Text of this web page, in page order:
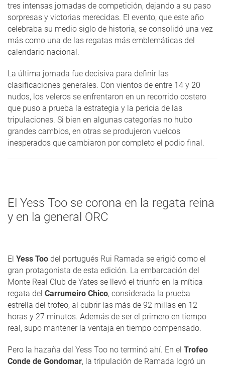
tres intensas jornadas de competición, dejando a su paso
sorpresas y victorias merecidas. El evento, que este año
celebraba su medio siglo de historia, se consolidó una vez
más como una de las regatas más emblemáticas del
calendario nacional.
La última jornada fue decisiva para definir las
clasificaciones generales. Con vientos de entre 14 y 20
nudos, los veleros se enfrentaron en un recorrido costero
que puso a prueba la estrategia y la pericia de las
tripulaciones. Si bien en algunas categorías no hubo
grandes cambios, en otras se produjeron vuelcos
inesperados que cambiaron por completo el podio final.
El Yess Too se corona en la regata reina
y en la general ORC
El Yess Too del portugués Rui Ramada se erigió como el
gran protagonista de esta edición. La embarcación del
Monte Real Club de Yates se llevó el triunfo en la mítica
regata del Carrumeiro Chico, considerada la prueba
estrella del trofeo, al cubrir las más de 92 millas en 12
horas y 27 minutos. Además de ser el primero en tiempo
real, supo mantener la ventaja en tiempo compensado.
Pero la hazaña del Yess Too no terminó ahí. En el Trofeo
Conde de Gondomar, la tripulación de Ramada logró un